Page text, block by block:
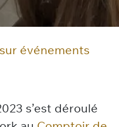
événements
s’est déroulé